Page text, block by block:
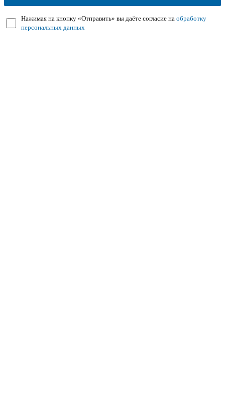
Нажимая на кнопку «Отправить» вы даёте согласие на обработку
персональных данных